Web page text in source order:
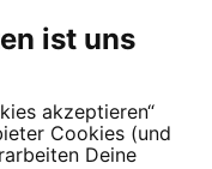
40 41
42
ist uns
akzeptieren“
Cookies (und
Deine